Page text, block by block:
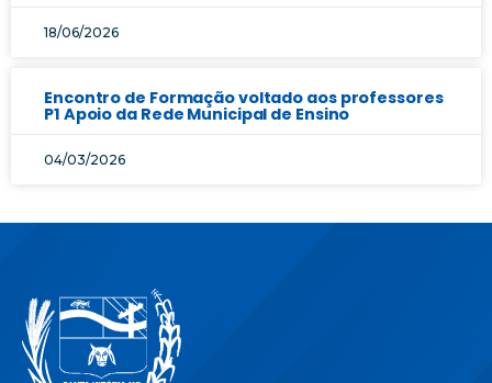
18/06/2026
Encontro de Formação voltado aos professores
P1 Apoio da Rede Municipal de Ensino
04/03/2026